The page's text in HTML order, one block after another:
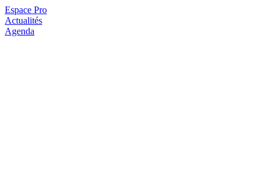
Espace Pro
Actualités
Agenda